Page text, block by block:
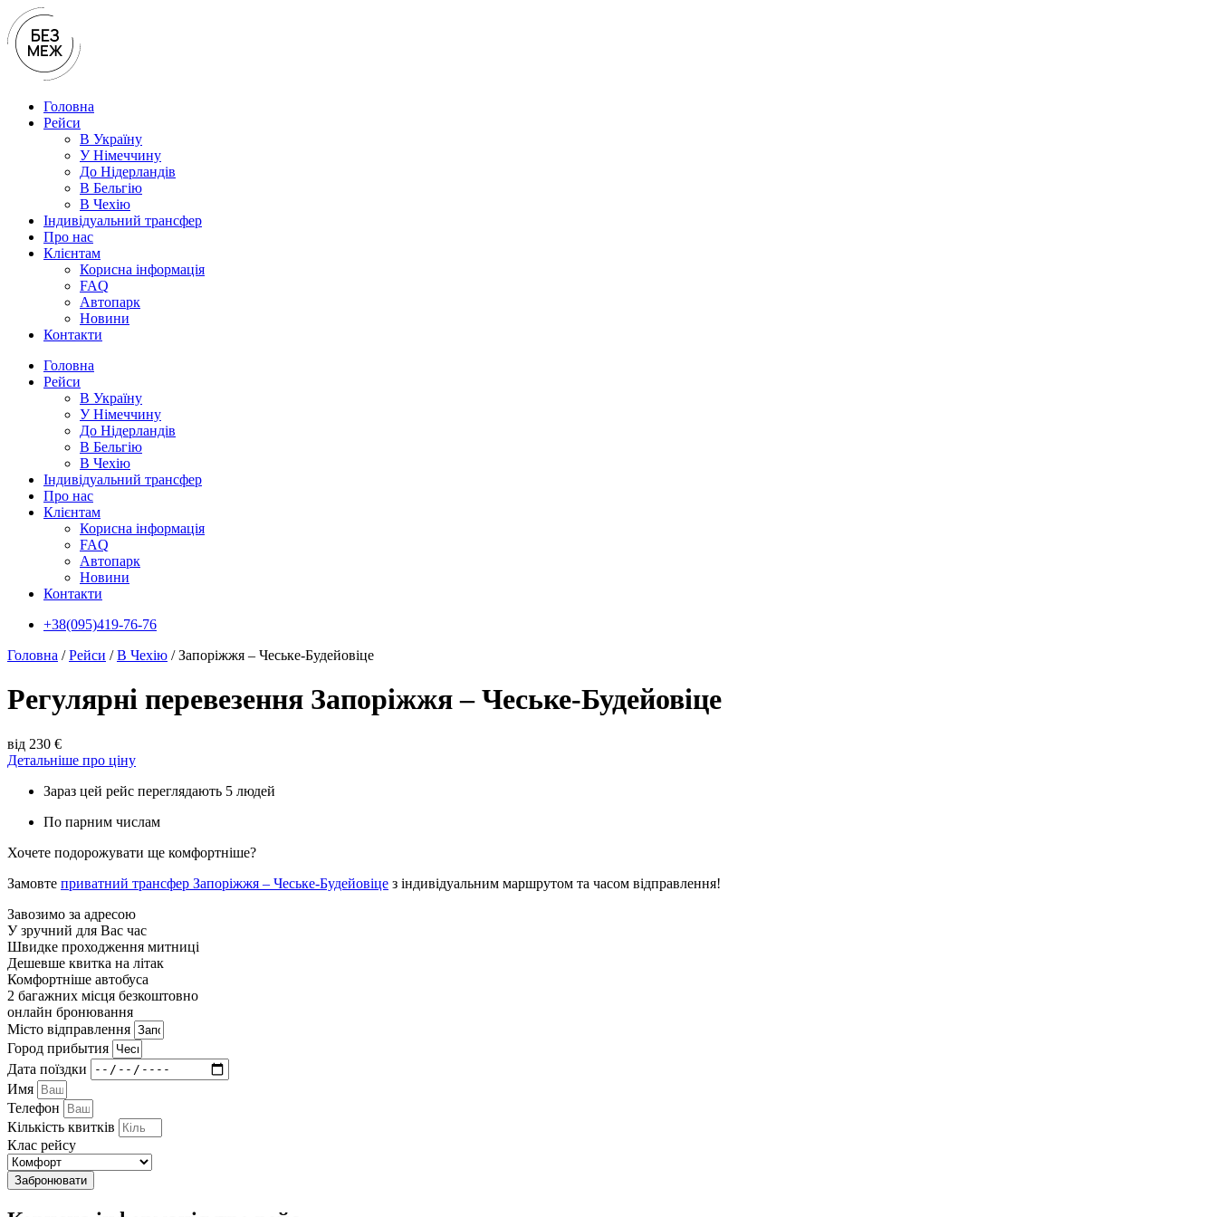
Перейти
до
вмісту
Головна
Рейси
В Україну
У Нiмеччину
До Нідерландів
В Бельгію
В Чехiю
Індивідуальний трансфер
Про нас
Клієнтам
Корисна інформація
FAQ
Автопарк
Новини
Контакти
Головна
Рейси
В Україну
У Нiмеччину
До Нідерландів
В Бельгію
В Чехiю
Індивідуальний трансфер
Про нас
Клієнтам
Корисна інформація
FAQ
Автопарк
Новини
Контакти
+38(095)419-76-76
Головна /Рейси /В Чехiю /Запоріжжя – Чеське-Будейовіце
Регулярні перевезення Запоріжжя – Чеське-Будейовіце
від 230 €
Детальніше про ціну
Зараз цей рейс переглядають 5 людей
По парним числам
Хочете подорожувати ще комфортніше?
Замовте приватний трансфер Запоріжжя – Чеське-Будейовіце з індивідуальним маршрутом та часом відправлення!
Завозимо за адресою
У зручний для Вас час
Швидке проходження митниці
Дешевше квитка на літак
Комфортніше автобуса
2 багажних місця безкоштовно
онлайн бронювання
Мiсто вiдправлення
Город прибытия
Дата поїздки
Имя
Телефон
Кількість квитків
Клас рейсу
Забронювати